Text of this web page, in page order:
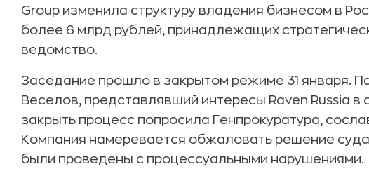
Group изменила структуру владения бизнесом в
более 6 млрд рублей, принадлежащих
ведомство.
Заседание прошло в закрытом режиме 31 января.
Веселов, представлявший интересы Raven Russia в
закрыть процесс попросила Генпрокуратура,
Компания намеревается обжаловать решение
были проведены с процессуальными нарушениями.